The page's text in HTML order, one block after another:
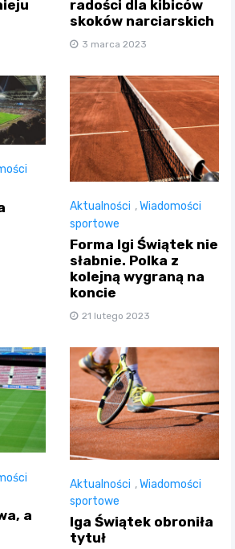
radości dla kibiców
skoków narciarskich
3 marca 2023
Aktualności ,Wiadomości
sportowe
Forma Igi Świątek nie
słabnie. Polka z
kolejną wygraną na
koncie
21 lutego 2023
a
Aktualności ,Wiadomości
sportowe
Iga Świątek obroniła
tytuł